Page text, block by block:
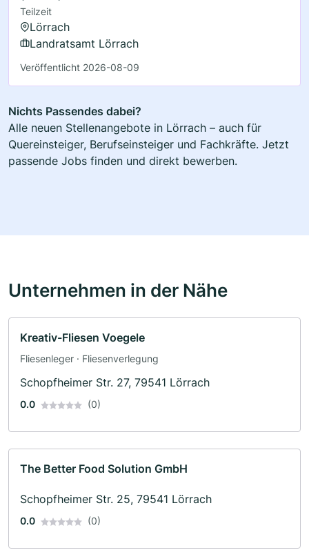
Teilzeit
Lörrach
Landratsamt Lörrach
Veröffentlicht 2026-08-09
Nichts Passendes dabei?
Alle neuen Stellenangebote in Lörrach – auch für
Quereinsteiger, Berufseinsteiger und Fachkräfte. Jetzt
passende Jobs finden und direkt bewerben.
Unternehmen in der Nähe
Kreativ-Fliesen Voegele
Fliesenleger · Fliesenverlegung
Schopfheimer Str. 27, 79541 Lörrach
0.0 (0)
The Better Food Solution GmbH
Schopfheimer Str. 25, 79541 Lörrach
0.0 (0)